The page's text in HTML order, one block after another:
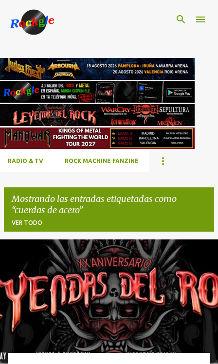
RADIO & TV ROCK MACHINE FANZINE
Mostrando las entradas etiquetadas como
cuerdas de acero
VER TODO
t
a
d
s